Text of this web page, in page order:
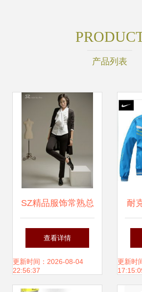
产品列表
SZ精品服饰常熟总
代理 引领时尚潮
流，期待您的加入
查看详情
更新时间：2026-08-04
22:56:37
耐
清
更新时